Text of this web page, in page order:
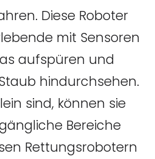
Diese Roboter
mit Sensoren
aufspüren und
hindurchsehen.
sind, können sie
Bereiche
Rettungsrobotern